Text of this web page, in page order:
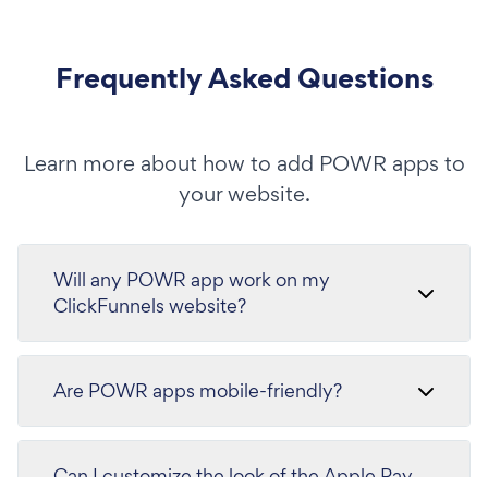
Frequently Asked Questions
Learn more about how to add POWR apps to
your website.
Will any POWR app work on my
ClickFunnels website?
Are POWR apps mobile-friendly?